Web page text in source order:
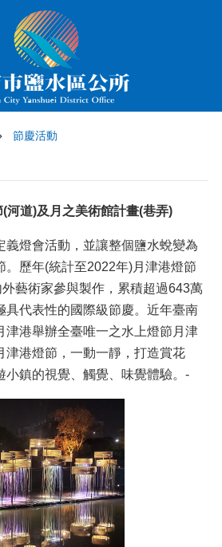
節慶活動
(河道)及月之美術館計畫(巷弄)
義燈會活動，並讓整個鹽水蛻變為
。歷年(統計至2022年)月津港燈節
藝術家參與製作，累積超過643萬
具代表性的國際級節慶。近年臺南
津港舉辦全臺唯一之水上燈節月津
津港燈節，一動一靜，打造賞花
小鎮的視覺、觸覺、味覺體驗。-